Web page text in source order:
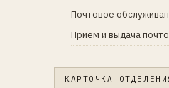
Почтовое
Прием и выдача
КАРТОЧКА